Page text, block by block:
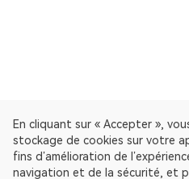
En cliquant sur « Accepter »,
stockage de cookies sur votre
fins d’amélioration de
navigation et de la sécurité, et